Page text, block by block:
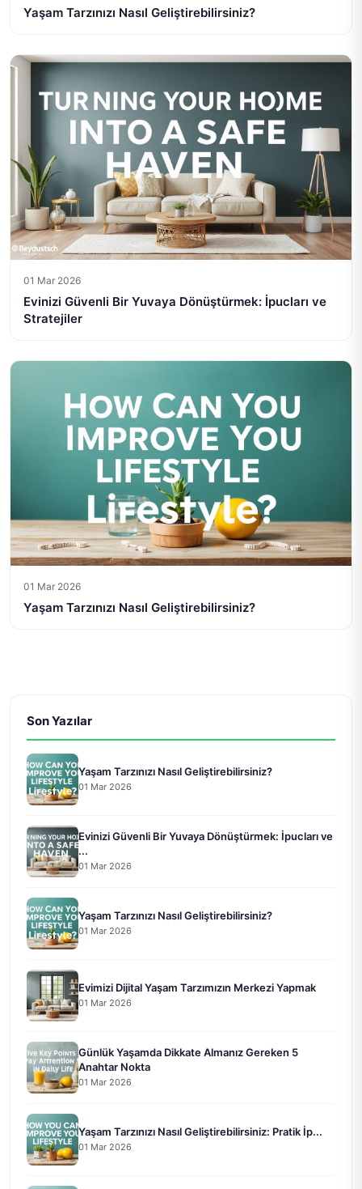
Yaşam Tarzınızı Nasıl Geliştirebilirsiniz?
01 Mar 2026
Evinizi Güvenli Bir Yuvaya Dönüştürmek: İpucları ve
Stratejiler
01 Mar 2026
Yaşam Tarzınızı Nasıl Geliştirebilirsiniz?
Son Yazılar
Yaşam Tarzınızı Nasıl Geliştirebilirsiniz?
01 Mar 2026
Evinizi Güvenli Bir Yuvaya Dönüştürmek: İpucları ve
...
01 Mar 2026
Yaşam Tarzınızı Nasıl Geliştirebilirsiniz?
01 Mar 2026
Evimizi Dijital Yaşam Tarzımızın Merkezi Yapmak
01 Mar 2026
Günlük Yaşamda Dikkate Almanız Gereken 5
Anahtar Nokta
01 Mar 2026
Yaşam Tarzınızı Nasıl Geliştirebilirsiniz: Pratik İp...
01 Mar 2026